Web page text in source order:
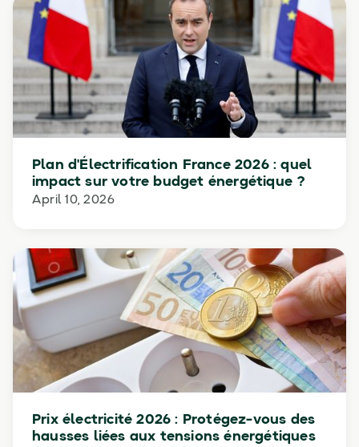
Plan d'Électrification France 2026 : quel
impact sur votre budget énergétique ?
April 10, 2026
Prix électricité 2026 : Protégez-vous des
hausses liées aux tensions énergétiques